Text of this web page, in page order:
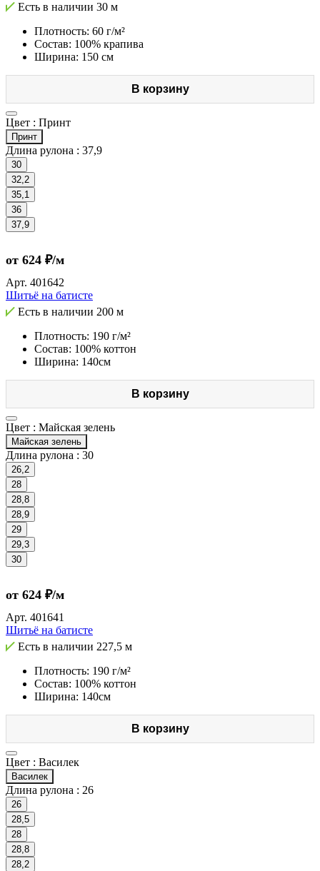
Есть в наличии 30 м
Плотность: 60 г/м²
Состав: 100% крапива
Ширина: 150 см
В корзину
Цвет : Принт
Принт
Длина рулона : 37,9
30
32,2
35,1
36
37,9
от 624 ₽/м
Арт. 401642
Шитьё на батисте
Есть в наличии 200 м
Плотность: 190 г/м²
Состав: 100% коттон
Ширина: 140см
В корзину
Цвет : Майская зелень
Майская зелень
Длина рулона : 30
26,2
28
28,8
28,9
29
29,3
30
от 624 ₽/м
Арт. 401641
Шитьё на батисте
Есть в наличии 227,5 м
Плотность: 190 г/м²
Состав: 100% коттон
Ширина: 140см
В корзину
Цвет : Василек
Василек
Длина рулона : 26
26
28,5
28
28,8
28,2